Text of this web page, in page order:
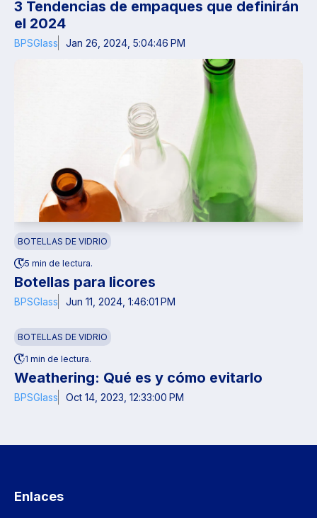
3 Tendencias de empaques que definirán
el 2024
BPSGlass Jan 26, 2024, 5:04:46 PM
BOTELLAS DE VIDRIO
5 min de lectura.
Botellas para licores
BPSGlass Jun 11, 2024, 1:46:01 PM
BOTELLAS DE VIDRIO
1 min de lectura.
Weathering: Qué es y cómo evitarlo
BPSGlass Oct 14, 2023, 12:33:00 PM
Enlaces